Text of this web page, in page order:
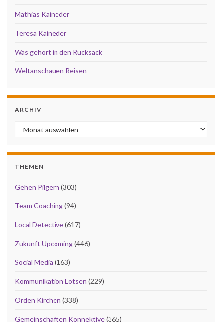
Mathias Kaineder
Teresa Kaineder
Was gehört in den Rucksack
Weltanschauen Reisen
ARCHIV
Archiv
THEMEN
Gehen Pilgern (303)
Team Coaching(94)
Local Detective(617)
Zukunft Upcoming(446)
Social Media (163)
Kommunikation Lotsen (229)
Orden Kirchen (338)
Gemeinschaften Konnektive(365)